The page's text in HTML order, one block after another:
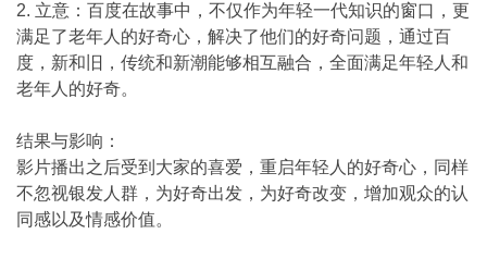
2. 立意：百度在故事中，不仅作为年轻一代知识的窗口，更
满足了老年人的好奇心，解决了他们的好奇问题，通过百
度，新和旧，传统和新潮能够相互融合，全面满足年轻人和
老年人的好奇。
结果与影响：
影片播出之后受到大家的喜爱，重启年轻人的好奇心，同样
不忽视银发人群，为好奇出发，为好奇改变，增加观众的认
同感以及情感价值。